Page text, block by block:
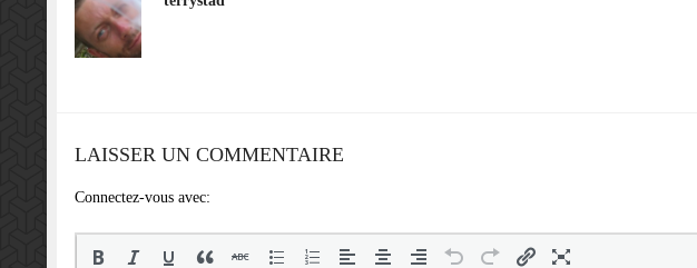
LAISSER UN COMMENTAIRE
Connectez-vous avec: